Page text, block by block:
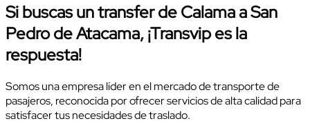
Si buscas untransfer de Calama a San
Pedro de Atacama, ¡Transvip es la
respuesta!
Somos una empresa líder en el mercado de transporte de
pasajeros, reconocida por ofrecer servicios de alta calidad para
satisfacer tus necesidades de traslado.